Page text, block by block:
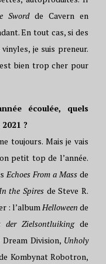
Swordde Cavern en
En tout cas, si des
je suis preneur.
bien trop cher pour
écoulée, quels
?
toujours. Mais je vais
petit top de l’année.
Echoes From a Massde
the Spiresde Steve R.
: l’albumHelloween de
der Zielsontluikingde
Dream Division, Unholy
Kombynat Robotron,